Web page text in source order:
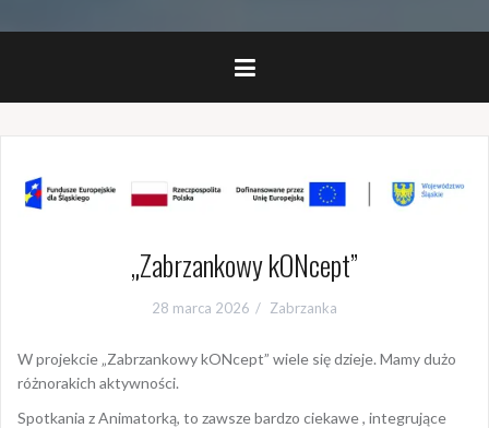
„Zabrzankowy kONcept”
28 marca 2026 Zabrzanka
W projekcie „Zabrzankowy kONcept” wiele się dzieje. Mamy dużo
różnorakich aktywności.
Spotkania z Animatorką, to zawsze bardzo ciekawe , integrujące